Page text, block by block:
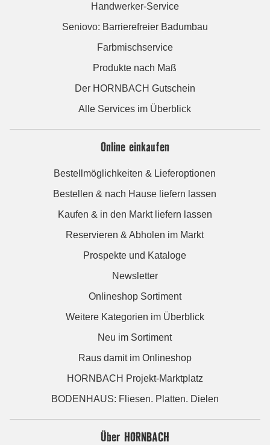
Handwerker-Service
Seniovo: Barrierefreier Badumbau
Farbmischservice
Produkte nach Maß
Der HORNBACH Gutschein
Alle Services im Überblick
Online einkaufen
Bestellmöglichkeiten & Lieferoptionen
Bestellen & nach Hause liefern lassen
Kaufen & in den Markt liefern lassen
Reservieren & Abholen im Markt
Prospekte und Kataloge
Newsletter
Onlineshop Sortiment
Weitere Kategorien im Überblick
Neu im Sortiment
Raus damit im Onlineshop
HORNBACH Projekt-Marktplatz
BODENHAUS: Fliesen. Platten. Dielen
Über HORNBACH